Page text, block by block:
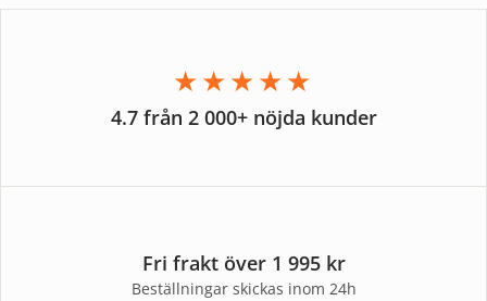
★★★★★
4.7 från 2 000+ nöjda kunder
Fri frakt över 1 995 kr
Beställningar skickas inom 24h